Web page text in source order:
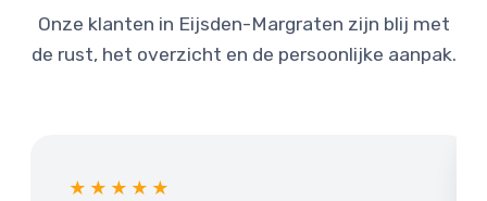
Onze klanten in Eijsden-Margraten zijn blij met
de rust, het overzicht en de persoonlijke aanpak.
★★★★★